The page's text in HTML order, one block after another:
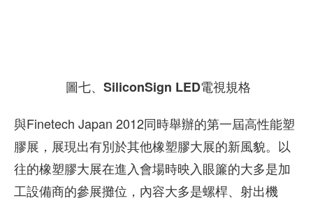
圖七、SiliconSign LED電視規格
與Finetech Japan 2012同時舉辦的第一屆高性能塑
膠展，展現出有別於其他橡塑膠大展的新風貌。以
往的橡塑膠大展在進入會場時映入眼簾的大多是加
工設備商的參展攤位，內容大多是螺桿、射出機